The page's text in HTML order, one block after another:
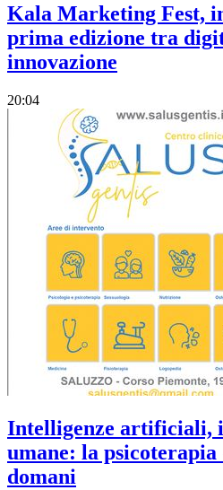
Kala Marketing Fest,
prima edizione tra
innovazione
20:04
Intelligenze artificiali,
umane: la
domani